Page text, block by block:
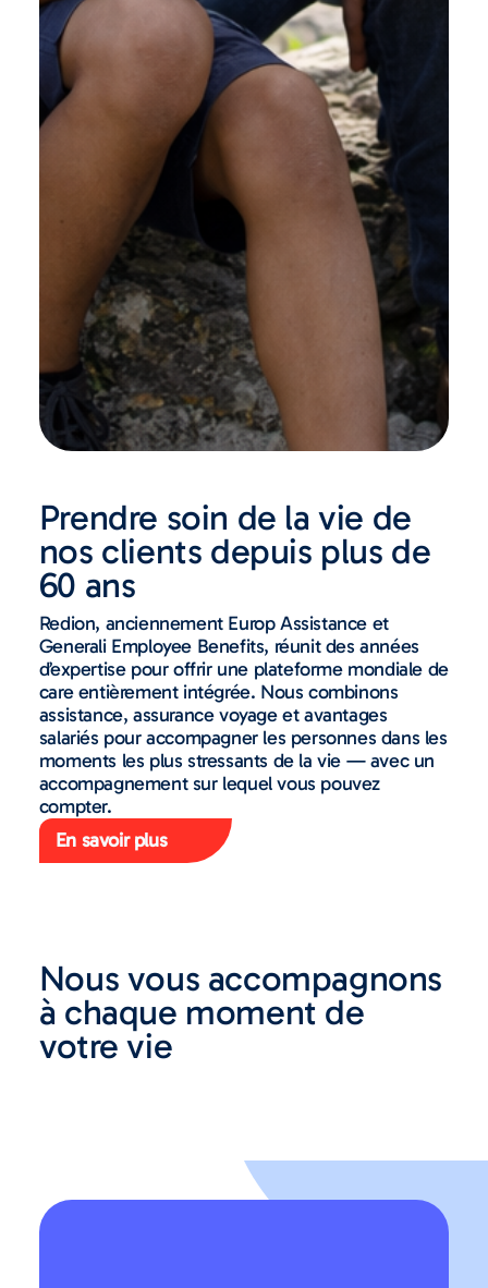
Prendre soin de la vie de
nos clients depuis plus de
60 ans
Redion, anciennement Europ Assistance et
Generali Employee Benefits, réunit des années
d’expertise pour offrir une plateforme mondiale de
care entièrement intégrée. Nous combinons
assistance, assurance voyage et avantages
salariés pour accompagner les personnes dans les
moments les plus stressants de la vie — avec un
accompagnement sur lequel vous pouvez
compter.
En savoir plus
Nous vous accompagnons
à chaque moment de
votre vie